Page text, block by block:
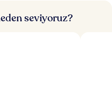
seviyoruz?